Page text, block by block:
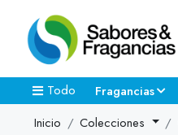
Todo Fragancias
Inicio
Colecciones